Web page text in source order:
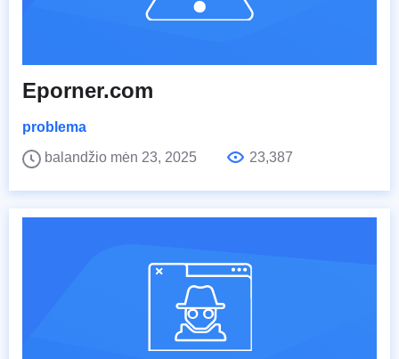
Eporner.com
problema
balandžio mėn 23, 2025
23,387